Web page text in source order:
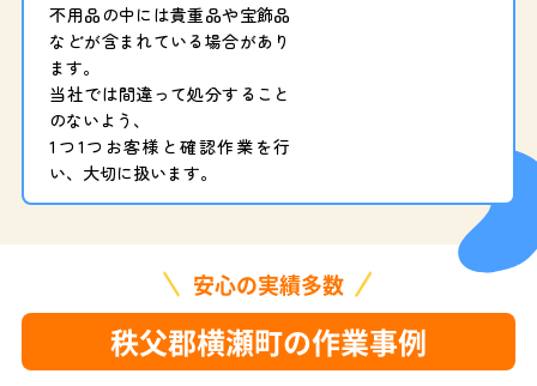
不用品の中には貴重品や宝飾品
などが含まれている場合があり
ます。
当社では間違って処分すること
のないよう、
1つ1つお客様と確認作業を行
い、大切に扱います。
安心の実績多数
秩父郡横瀬町の作業事例